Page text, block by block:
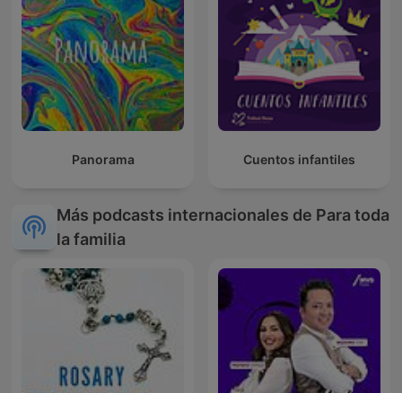
Panorama Cuentos infantiles
Más podcasts internacionales de Para toda
la familia